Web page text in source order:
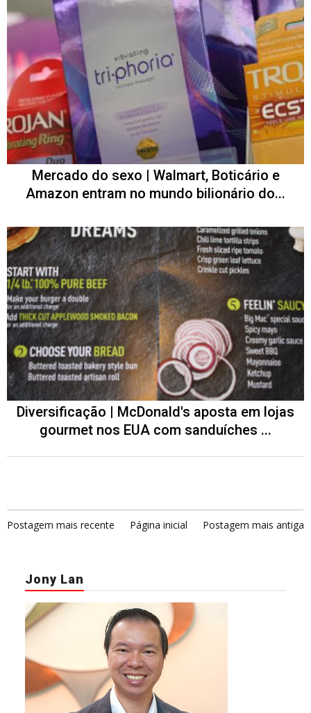
Mercado do sexo | Walmart, Boticário e
Amazon entram no mundo bilionário do...
Diversificação | McDonald's aposta em lojas
gourmet nos EUA com sanduíches ...
Postagem mais recente Página inicial Postagem mais antiga
Jony Lan